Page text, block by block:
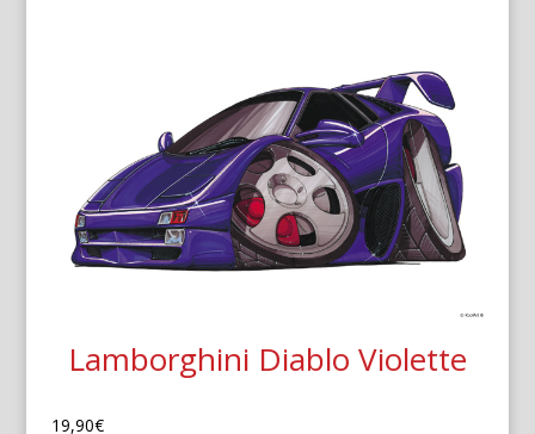
Lamborghini Diablo Violette
19,90€